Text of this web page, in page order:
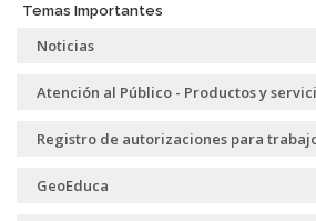
Temas Importantes
Noticias
Atención al Público - Productos y
Registro de autorizaciones para
GeoEduca